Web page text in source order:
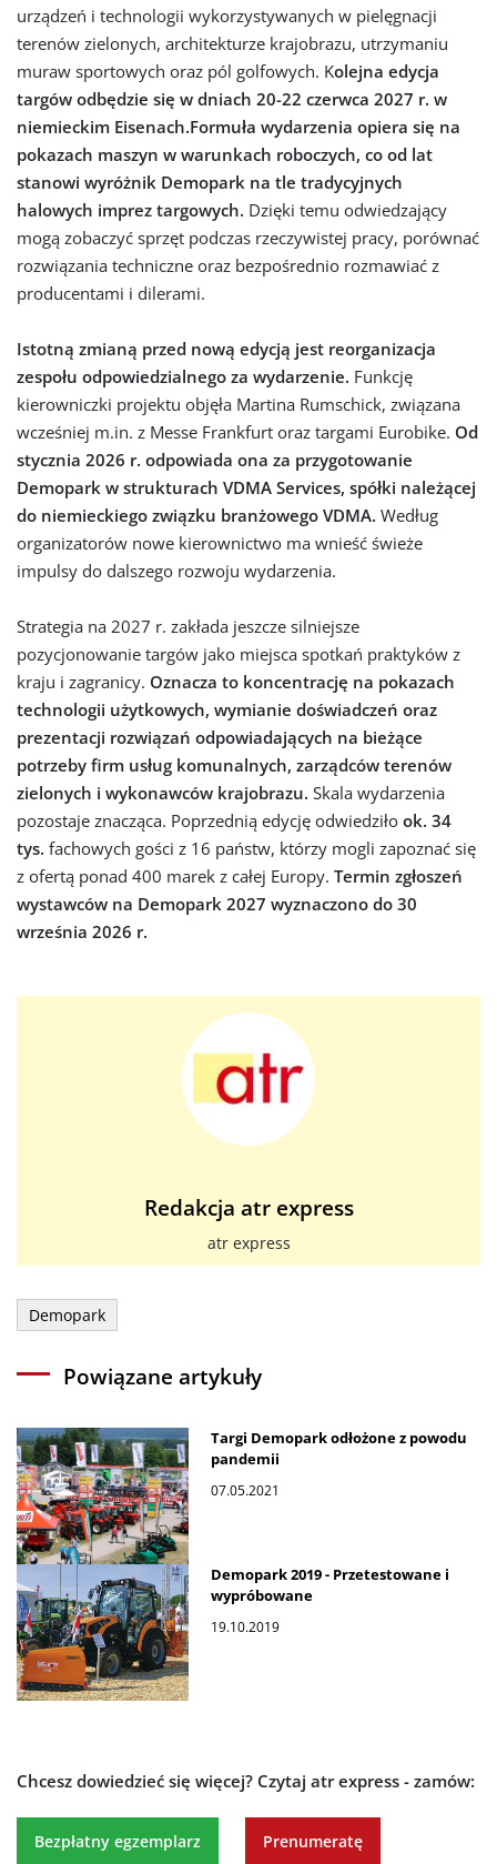
urządzeń i technologii wykorzystywanych w pielęgnacji
terenów zielonych, architekturze krajobrazu, utrzymaniu
muraw sportowych oraz pól golfowych. Kolejna edycja
targów odbędzie się w dniach 20-22 czerwca 2027 r. w
niemieckim Eisenach.Formuła wydarzenia opiera się na
pokazach maszyn w warunkach roboczych, co od lat
stanowi wyróżnik Demopark na tle tradycyjnych
halowych imprez targowych. Dzięki temu odwiedzający
mogą zobaczyć sprzęt podczas rzeczywistej pracy, porównać
rozwiązania techniczne oraz bezpośrednio rozmawiać z
producentami i dilerami.
Istotną zmianą przed nową edycją jest reorganizacja
zespołu odpowiedzialnego za wydarzenie. Funkcję
kierowniczki projektu objęła Martina Rumschick, związana
wcześniej m.in. z Messe Frankfurt oraz targami Eurobike. Od
stycznia 2026 r. odpowiada ona za przygotowanie
Demopark w strukturach VDMA Services, spółki należącej
do niemieckiego związku branżowego VDMA. Według
organizatorów nowe kierownictwo ma wnieść świeże
impulsy do dalszego rozwoju wydarzenia.
Strategia na 2027 r. zakłada jeszcze silniejsze
pozycjonowanie targów jako miejsca spotkań praktyków z
kraju i zagranicy. Oznacza to koncentrację na pokazach
technologii użytkowych, wymianie doświadczeń oraz
prezentacji rozwiązań odpowiadających na bieżące
potrzeby firm usług komunalnych, zarządców terenów
zielonych i wykonawców krajobrazu. Skala wydarzenia
pozostaje znacząca. Poprzednią edycję odwiedziło ok. 34
tys. fachowych gości z 16 państw, którzy mogli zapoznać się
z ofertą ponad 400 marek z całej Europy. Termin zgłoszeń
wystawców na Demopark 2027 wyznaczono do 30
września 2026 r.
Redakcja atr express
atr express
Demopark
Powiązane artykuły
Targi Demopark odłożone z powodu
pandemii
07.05.2021
Demopark 2019 - Przetestowane i
wypróbowane
19.10.2019
Chcesz dowiedzieć się więcej? Czytaj atr express - zamów:
Bezpłatny egzemplarz Prenumeratę